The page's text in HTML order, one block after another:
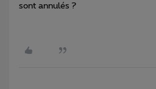
sont annulés ?